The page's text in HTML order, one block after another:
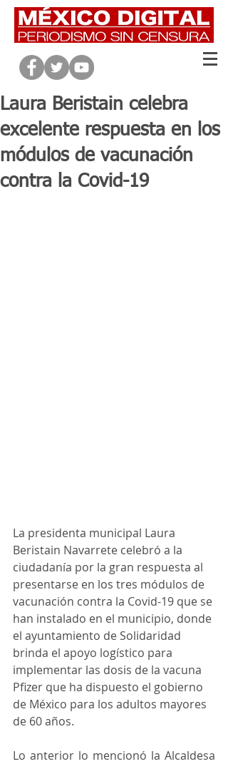
Laura Beristain celebra
excelente respuesta en los
módulos de vacunación
contra la Covid-19
La presidenta municipal Laura
Beristain Navarrete celebró a la
ciudadanía por la gran respuesta al
presentarse en los tres módulos de
vacunación contra la Covid-19 que se
han instalado en el municipio, donde
el ayuntamiento de Solidaridad
brinda el apoyo logístico para
implementar las dosis de la vacuna
Pfizer que ha dispuesto el gobierno
de México para los adultos mayores
de 60 años.
Lo anterior lo mencionó la Alcaldesa